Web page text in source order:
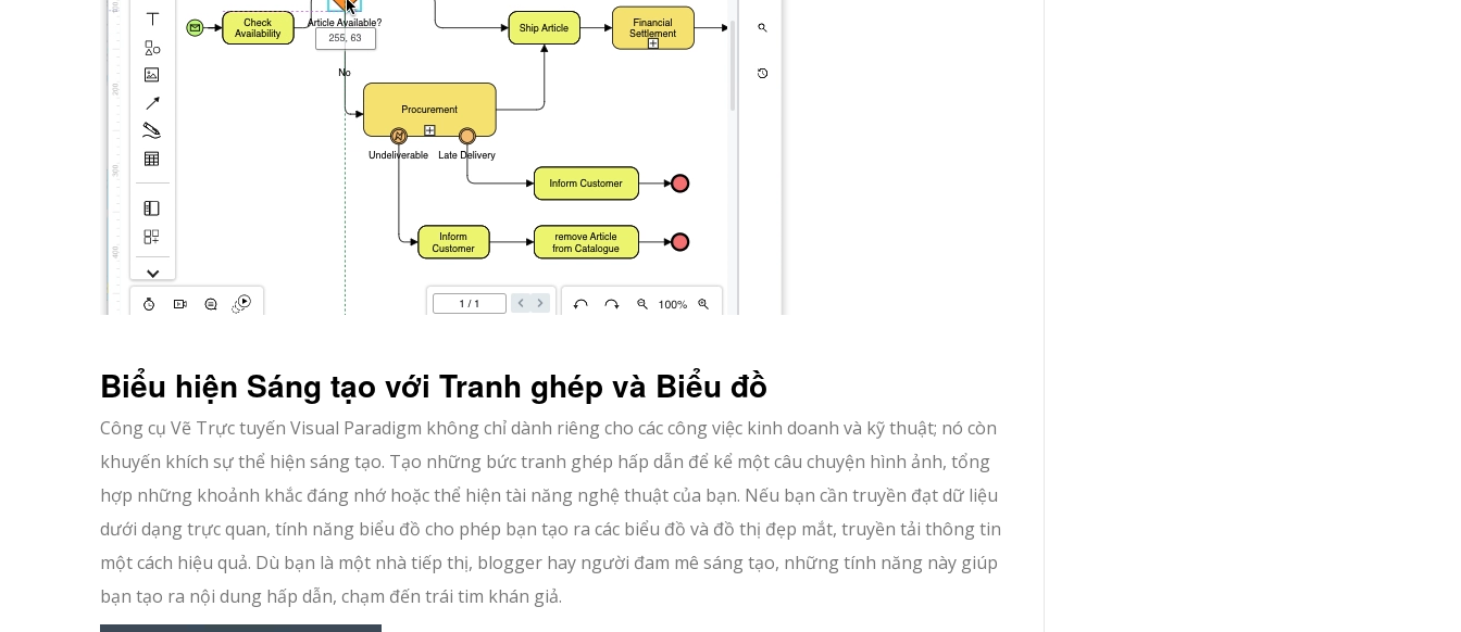
Biểu hiện Sáng tạo với Tranh ghép và Biểu đồ
Công cụ Vẽ Trực tuyến Visual Paradigm không chỉ dành riêng cho các công việc kinh doanh và kỹ thuật; nó còn
khuyến khích sự thể hiện sáng tạo. Tạo những bức tranh ghép hấp dẫn để kể một câu chuyện hình ảnh, tổng
hợp những khoảnh khắc đáng nhớ hoặc thể hiện tài năng nghệ thuật của bạn. Nếu bạn cần truyền đạt dữ liệu
dưới dạng trực quan, tính năng biểu đồ cho phép bạn tạo ra các biểu đồ và đồ thị đẹp mắt, truyền tải thông tin
một cách hiệu quả. Dù bạn là một nhà tiếp thị, blogger hay người đam mê sáng tạo, những tính năng này giúp
bạn tạo ra nội dung hấp dẫn, chạm đến trái tim khán giả.